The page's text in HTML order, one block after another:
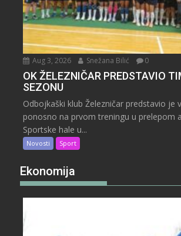
Aug 3, 2026 Snežana Bilić 0
OK ŽELEZNIČAR PREDSTAVIO
SEZONU
Odbojkaški klub Železničar predstavio je
ponosno na prvom treningu u prelepom
Sportske hale u...
Novosti Sport
Ekonomija